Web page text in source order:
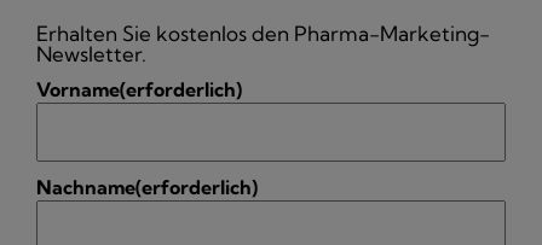
Erhalten Sie kostenlos den Pharma-Marketing-
Newsletter.
Vorname(erforderlich)
Nachname(erforderlich)